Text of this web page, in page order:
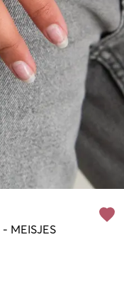
- MEISJES